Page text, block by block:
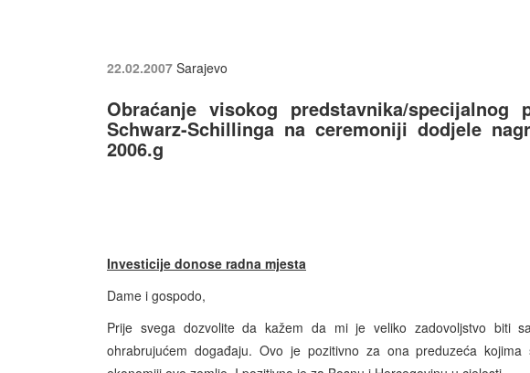
22.02.2007 Sarajevo
Obraćanje visokog predstavnika/specijalnog
Schwarz-Schillinga na ceremoniji dodjele
2006.g
Investicije donose radna mjesta
Dame i gospodo,
Prije svega dozvolite da kažem da mi je veliko zadovoljstvo biti
ohrabrujućem događaju. Ovo je pozitivno za ona preduzeća